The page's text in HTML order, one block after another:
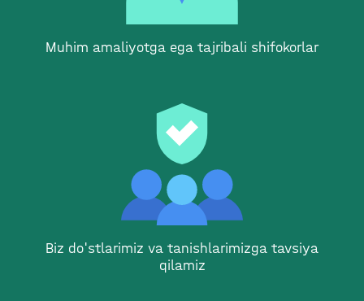
Muhim amaliyotga ega tajribali shifokorlar
Biz do'stlarimiz va tanishlarimizga tavsiya
qilamiz